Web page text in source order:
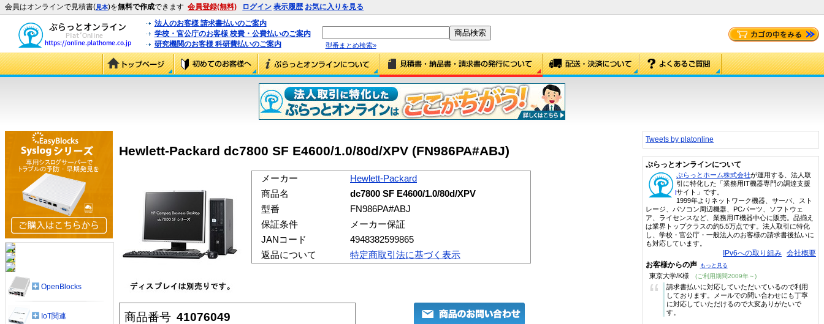
会員はオンラインで見積書(見本)を無料で作成できます 会員登録(無料) ログイン 表示履歴 お気に入りを見る
法人のお客様 請求書払いのご案内
学校・官公庁のお客様 校費・公費払いのご案内
研究機関のお客様 科研費払いのご案内
型番まとめ検索»
Hewlett-Packard dc7800 SF E4600/1.0/80d/XPV (FN986PA#ABJ)
メーカー
Hewlett-Packard
商品名
dc7800 SF E4600/1.0/80d/XPV
型番
FN986PA#ABJ
保証条件
メーカー保証
JANコード
4948382599865
返品について
特定商取引法に基づく表示
商品番号 41076049
OpenBlocks
IoT関連
Tweets by platonline
ぷらっとオンラインについて
ぷらっとホーム株式会社が運用する、法人取
引に特化した「業務用IT機器専門の調達支援
サイト」です。
1999年よりネットワーク機器、サーバ、スト
レージ、パソコン周辺機器、PCパーツ、ソフトウェ
ア、ライセンスなど、業務用IT機器中心に販売。品揃え
は業界トップクラスの約5.5万点です。法人取引に特化
し、学校・官公庁・一般法人のお客様の請求書後払いに
も対応しています。
IPv6への取り組み 会社概要
お客様からの声 もっと見る
東京大学/K様 (ご利用期間2009年～)
“
請求書払いに対応していただいているので利用
しております。メールでの問い合わせにも丁寧
に対応していただけるので大変ありがたいで
す。